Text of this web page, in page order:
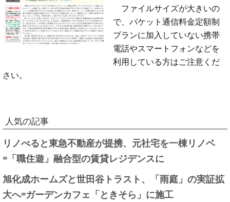
ファイルサイズが大きいの
で、パケット通信料金定額制
プランに加入していない携帯
電話やスマートフォンなどを
利用している方はご注意くだ
さい。
人気の記事
リノべると東急不動産が提携、元社宅を一棟リノベ
=「職住遊」融合型の賃貸レジデンスに
旭化成ホームズと世田谷トラスト、「雨庭」の実証拡
大へ=ガーデンカフェ「ときそら」に施工